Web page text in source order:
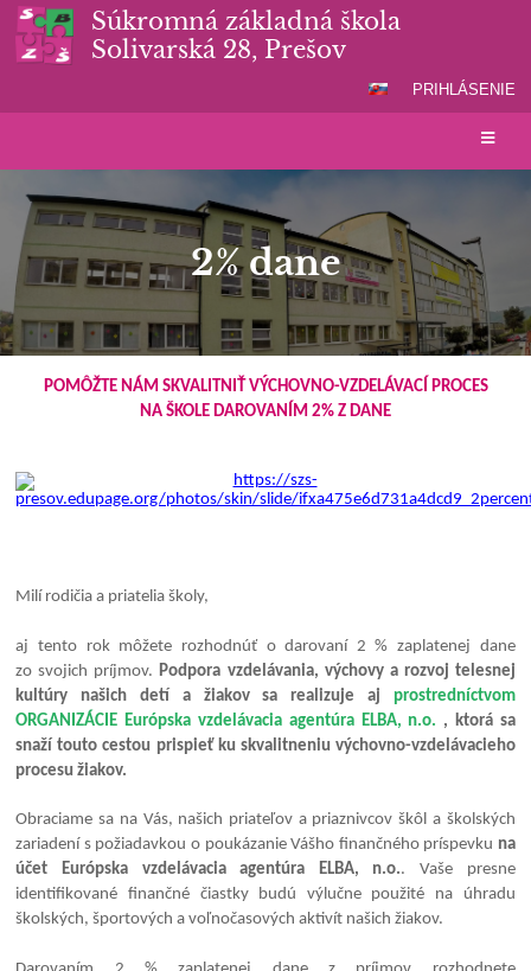
Súkromná základná škola
Solivarská 28, Prešov
PRIHLÁSENIE
2% dane
2%POMÔŽTE NÁM SKVALITNIŤ VÝCHOVNO-VZDELÁVACÍ PROCES
NA ŠKOLE DAROVANÍM 2% Z DANE
Milí rodičia a priatelia školy,
aj tento rok môžete rozhodnúť o darovaní 2 % zaplatenej dane
zo svojich príjmov. Podpora vzdelávania, výchovy a rozvoj telesnej
kultúry našich detí a žiakov sa realizuje aj prostredníctvom
ORGANIZÁCIE Európska vzdelávacia agentúra ELBA, n.o. , ktorá sa
snaží touto cestou prispieť ku skvalitneniu výchovno-vzdelávacieho
procesu žiakov.
Obraciame sa na Vás, našich priateľov a priaznivcov škôl a školských
zariadení s požiadavkou o poukázanie Vášho finančného príspevku na
účet Európska vzdelávacia agentúra ELBA, n.o.. Vaše presne
identifikované finančné čiastky budú výlučne použité na úhradu
školských, športových a voľnočasových aktivít našich žiakov.